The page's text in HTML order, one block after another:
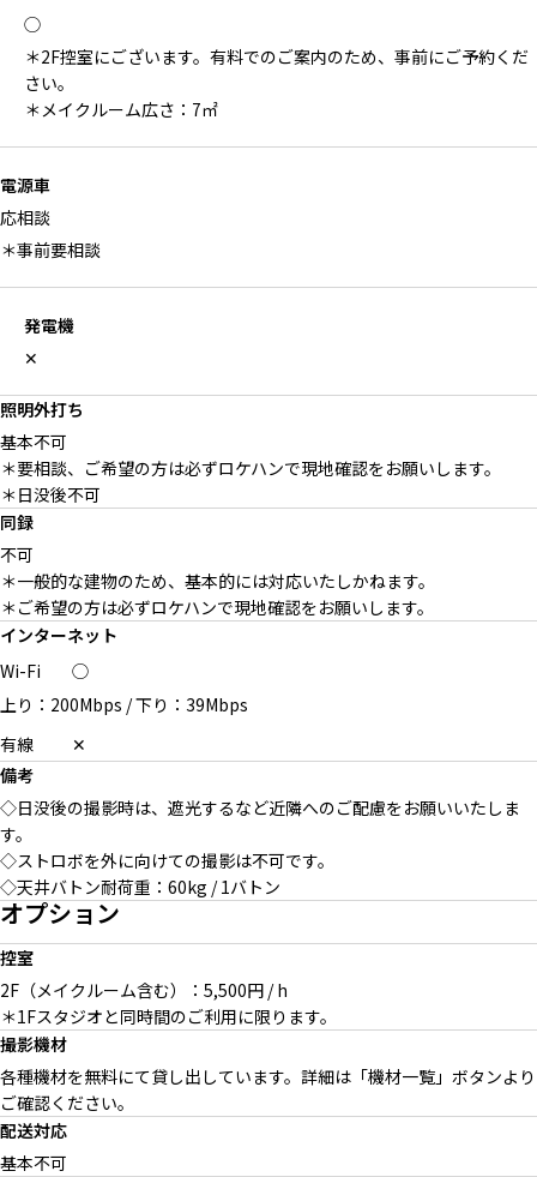
◯
＊2F控室にございます。有料でのご案内のため、事前にご予約くだ
さい。
＊メイクルーム広さ：7㎡
電源車
応相談
＊事前要相談
発電機
✕
照明外打ち
基本不可
＊要相談、ご希望の方は必ずロケハンで現地確認をお願いします。
＊日没後不可
同録
不可
＊一般的な建物のため、基本的には対応いたしかねます。
＊ご希望の方は必ずロケハンで現地確認をお願いします。
インターネット
Wi-Fi
◯
上り：200Mbps /下り：39Mbps
有線
✕
備考
◇日没後の撮影時は、遮光するなど近隣へのご配慮をお願いいたしま
す。
◇ストロボを外に向けての撮影は不可です。
◇天井バトン耐荷重：60kg / 1バトン
オプション
控室
2F（メイクルーム含む）：5,500円 / h
＊1Fスタジオと同時間のご利用に限ります。
撮影機材
各種機材を無料にて貸し出しています。詳細は「機材一覧」ボタンより
ご確認ください。
配送対応
基本不可